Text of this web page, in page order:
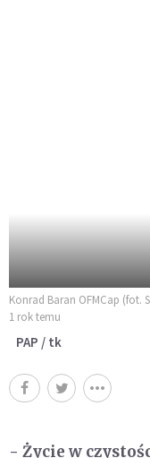
Konrad Baran OFMCap (fot.
1 rok temu
PAP / tk
- Życie w